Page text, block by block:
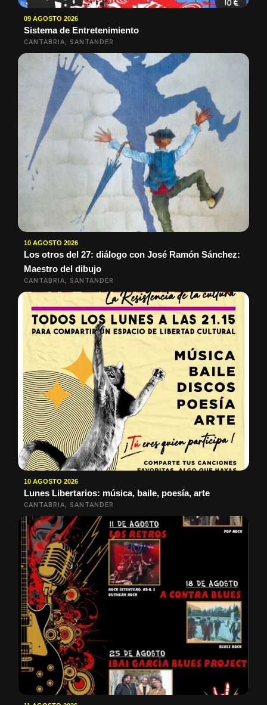
09 AGOSTO 2026
Sistema de Entretenimiento
CANTABRIA, SANTANDER
10 AGOSTO 2026
Los otros del 27: diálogo con José Ramón Sánchez:
Maestro del dibujo
CANTABRIA, SANTANDER
10 AGOSTO 2026
Lunes Libertarios: música, baile, poesía, arte
CANTABRIA, SANTANDER